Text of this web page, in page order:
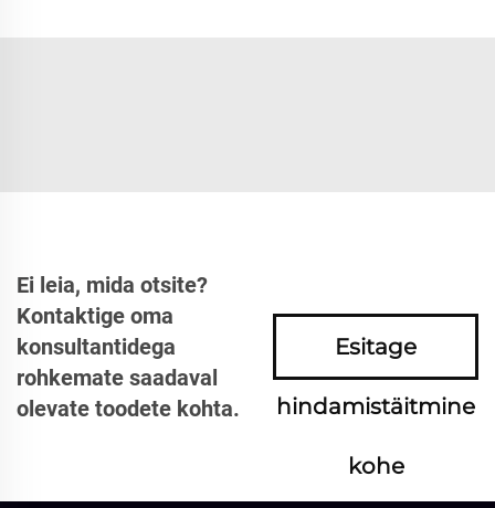
Ei leia, mida otsite?
Kontaktige oma
konsultantidega
rohkemate saadaval
olevate toodete kohta.
Esitage
hindamistäitmine
kohe